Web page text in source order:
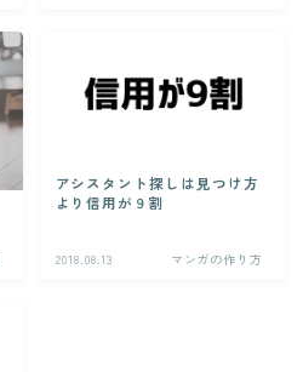
アシスタント探しは見つけ方
より信用が９割
2018.08.13 マンガの作り方